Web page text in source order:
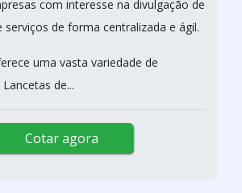
com interesse na divulgação de
serviços de forma centralizada e ágil.
uma vasta variedade de
de...
Cotar agora